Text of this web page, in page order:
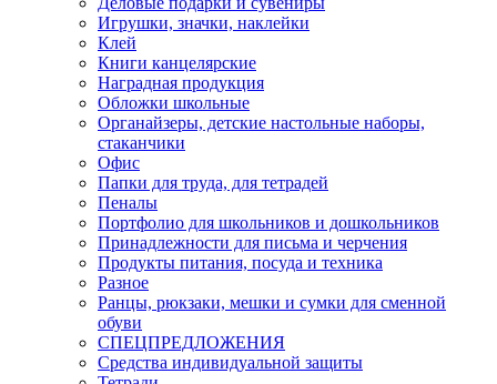
Игрушки, значки, наклейки
Клей
Книги канцелярские
Наградная продукция
Обложки школьные
Органайзеры, детские настольные наборы,
стаканчики
Офис
Папки для труда, для тетрадей
Пеналы
Портфолио для школьников и дошкольников
Принадлежности для письма и черчения
Продукты питания, посуда и техника
Разное
Ранцы, рюкзаки, мешки и сумки для сменной
обуви
СПЕЦПРЕДЛОЖЕНИЯ
Средства индивидуальной защиты